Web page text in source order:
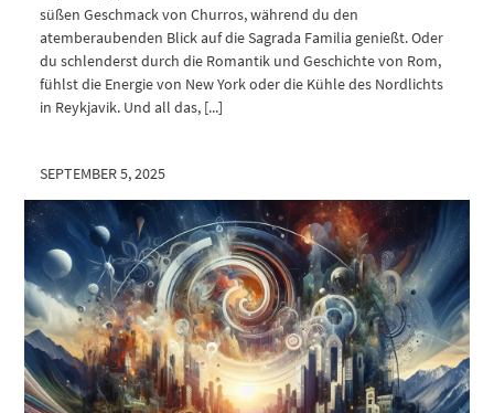
süßen Geschmack von Churros, während du den
atemberaubenden Blick auf die Sagrada Familia genießt. Oder
du schlenderst durch die Romantik und Geschichte von Rom,
fühlst die Energie von New York oder die Kühle des Nordlichts
in Reykjavik. Und all das, [...]
SEPTEMBER 5, 2025